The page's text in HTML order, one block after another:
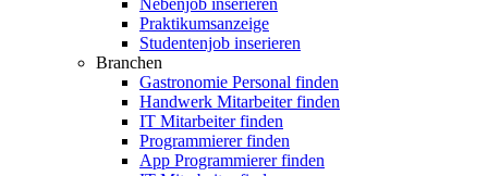
Nebenjob inserieren
Praktikumsanzeige
Studentenjob inserieren
Branchen
Gastronomie Personal finden
Handwerk Mitarbeiter finden
IT Mitarbeiter finden
Programmierer finden
App Programmierer finden